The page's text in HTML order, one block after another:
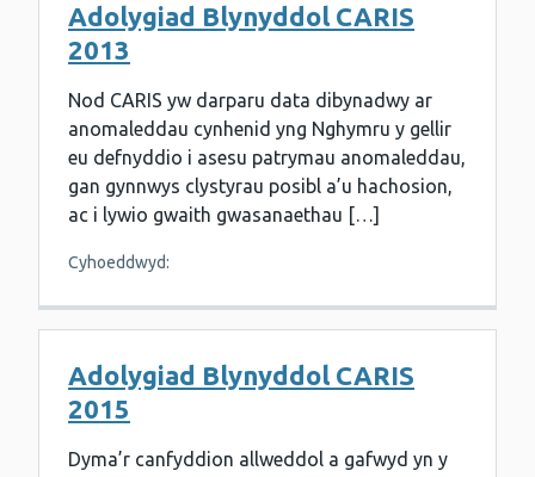
Adolygiad Blynyddol CARIS
2013
Nod CARIS yw darparu data dibynadwy ar
anomaleddau cynhenid yng Nghymru y gellir
eu defnyddio i asesu patrymau anomaleddau,
gan gynnwys clystyrau posibl a’u hachosion,
ac i lywio gwaith gwasanaethau […]
Cyhoeddwyd:
Adolygiad Blynyddol CARIS
2015
Dyma’r canfyddion allweddol a gafwyd yn y